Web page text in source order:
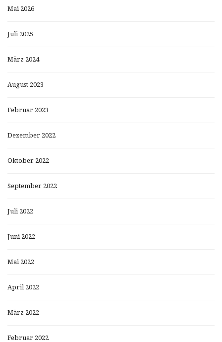
Mai 2026
Juli 2025
März 2024
August 2023
Februar 2023
Dezember 2022
Oktober 2022
September 2022
Juli 2022
Juni 2022
Mai 2022
April 2022
März 2022
Februar 2022